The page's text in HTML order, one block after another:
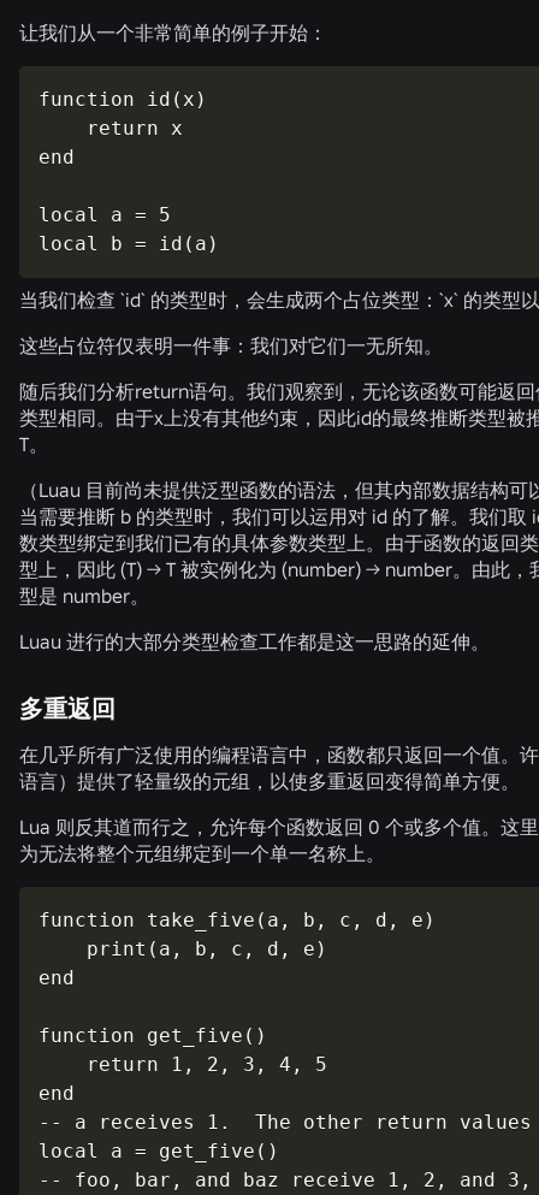
让我们从一个非常简单的例子开始：
function id(x)
    return x
end
local a = 5
local b = id(a)
当我们检查 `id` 的类型时，会生成两个占位类型：`x` 的类型
这些占位符仅表明一件事：我们对它们一无所知。
随后我们分析return语句。我们观察到，无论该函数可能返
类型相同。由于x 上没有其他约束，因此id的最终推断类型被
T。
（Luau 目前尚未提供泛型函数的语法，但其内部数据结构可
当需要推断 b 的类型时，我们可以运用对 id 的了解。我们取
数类型绑定到我们已有的具体参数类型上。由于函数的返回
型上，因此 (T) -> T被实例化为 (number) -> number。由此，
型是 number。
Luau 进行的大部分类型检查工作都是这一思路的延伸。
多重返回
在几乎所有广泛使用的编程语言中，函数都只返回一个值。
语言）提供了轻量级的元组，以使多重返回变得简单方便。
Lua 则反其道而行之，允许每个函数返回 0 个或多个值。这
为无法将整个元组绑定到一个单一名称上。
function take_five(a, b, c, d, e)
    print(a, b, c, d, e)
end
function get_five()
    return 1, 2, 3, 4, 5
end
-- a receives 1.  The other return values
local a = get_five()
-- foo, bar, and baz receive 1, 2, and